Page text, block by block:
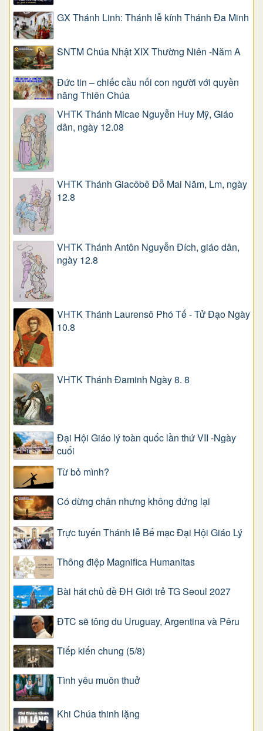
GX Thánh Linh: Thánh lễ kính Thánh Đa Minh
SNTM Chúa Nhật XIX Thường Niên -Năm A
Đức tin – chiếc cầu nối con người với quyền
năng Thiên Chúa
VHTK Thánh Micae Nguyễn Huy Mỹ, Giáo
dân, ngày 12.08
VHTK Thánh Giacôbê Ðỗ Mai Năm, Lm, ngày
12.8
VHTK Thánh Antôn Nguyễn Ðích, giáo dân,
ngày 12.8
VHTK Thánh Laurensô Phó Tế - Tử Đạo Ngày
10.8
VHTK Thánh Đaminh Ngày 8. 8
Đại Hội Giáo lý toàn quốc lần thứ VII -Ngày
cuối
Từ bỏ mình?
Có dừng chân nhưng không đứng lại
Trực tuyến Thánh lễ Bế mạc Đại Hội Giáo Lý
Thông điệp Magnifica Humanitas
Bài hát chủ đề ĐH Giới trẻ TG Seoul 2027
ĐTC sẽ tông du Uruguay, Argentina và Pêru
Tiếp kiến chung (5/8)
Tình yêu muôn thuở
Khi Chúa thinh lặng